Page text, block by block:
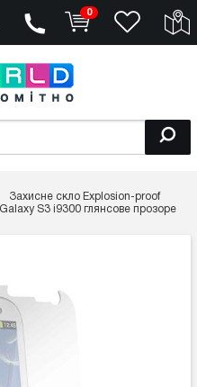
0
Захисне скло Explosion-proof
S3 i9300 глянсове прозоре